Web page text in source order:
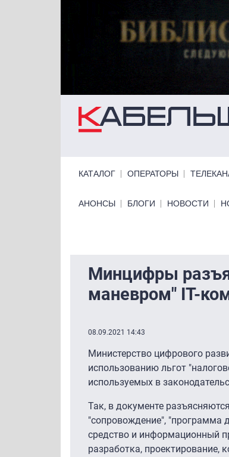
КАТАЛОГ ОПЕРАТОРЫ
Primary links bottom
АНОНСЫ БЛОГИ НОВОСТИ
Минцифры
маневром" IT-
08.09.2021 14:43
Министерство цифрового
использованию льгот
используемых в
Так, в документе
"сопровождение",
средство и информационный
разработка, проектирование,